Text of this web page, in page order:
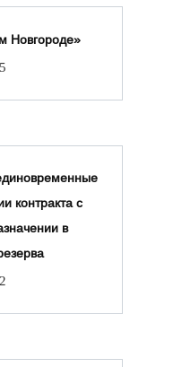
Новгороде»
контракта с
в